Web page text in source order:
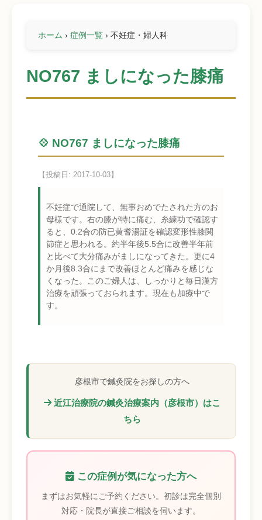
ホーム › 症例一覧 › 不妊症・婦人科
NO767 ましになった膝痛
💠 NO767 ましになった膝痛
【投稿日: 2017-10-03】
不妊症で通院して、無事おめでたされた方のお
母様です。右の膝が特に痛む、糸練功で確認す
ると、0.2合の防已黄耆湯証を確認変形性膝関
節症と思われる。約半年後5.5合に改善半年前
と比べて大分痛みがましになってきた。更に4
か月後8.3合にまで改善ほとんど痛みを感じな
くなった。このご婦人は、しっかりと毎日漢方
治療を頑張っておられます。現在も加療中で
す。
彦根市で鍼灸院をお探しの方へ
近江治療院の鍼灸治療案内（彦根市）はこ
ちら
この症例が気になった方へ
まずはお気軽にご予約ください。初診は完全個別
対応・院長が直接ご相談を伺います。